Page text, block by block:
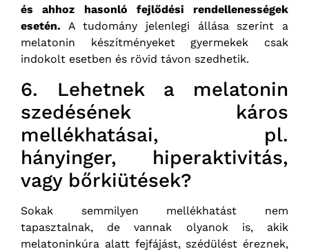
és ahhoz hasonló fejlődési rendellenességek
esetén. A tudomány jelenlegi állása szerint a
melatonin készítményeket gyermekek csak
indokolt esetben és rövid távon szedhetik.
6. Lehetnek a melatonin
szedésének káros
mellékhatásai, pl.
hányinger, hiperaktivitás,
vagy bőrkiütések?
Sokak semmilyen mellékhatást nem
tapasztalnak, de vannak olyanok is, akik
melatoninkúra alatt fejfájást, szédülést éreznek,